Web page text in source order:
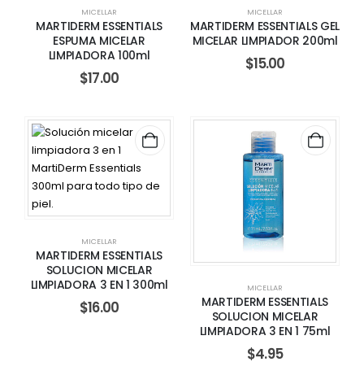
MICELLAR
MARTIDERM ESSENTIALS
ESPUMA MICELAR
LIMPIADORA 100ml
$17.00
MICELLAR
MARTIDERM ESSENTIALS GEL
MICELAR LIMPIADOR 200ml
$15.00
MICELLAR
MARTIDERM ESSENTIALS
SOLUCION MICELAR
LIMPIADORA 3 EN 1 300ml
$16.00
MICELLAR
MARTIDERM ESSENTIALS
SOLUCION MICELAR
LIMPIADORA 3 EN 1 75ml
$4.95